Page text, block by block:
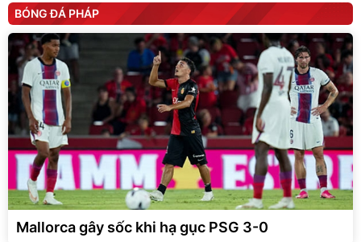
BÓNG ĐÁ PHÁP
Mallorca gây sốc khi hạ gục PSG 3-0